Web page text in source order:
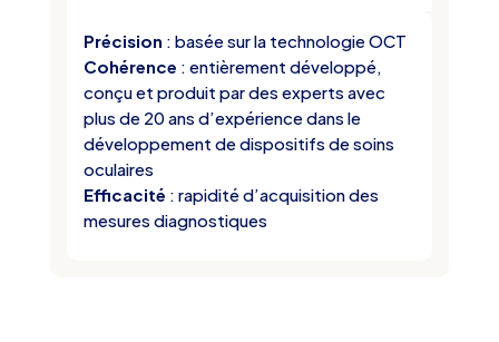
Précision : basée sur la technologie OCT
Cohérence : entièrement développé,
conçu et produit par des experts avec
plus de 20 ans d’expérience dans le
développement de dispositifs de soins
oculaires
Efficacité : rapidité d’acquisition des
mesures diagnostiques